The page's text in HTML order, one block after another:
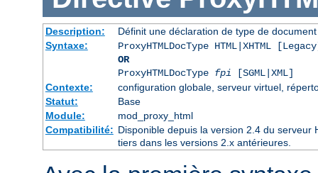
Description:
Définit une déclaration de type de
Syntaxe:
ProxyHTMLDocType HTML|XHTML
OR
ProxyHTMLDocType fpi [SGML|XML]
Contexte:
configuration globale, serveur virtuel,
Statut:
Base
Module:
mod_proxy_html
Compatibilité: Disponible depuis la version 2.4 du serveur
tiers dans les versions 2.x antérieures.